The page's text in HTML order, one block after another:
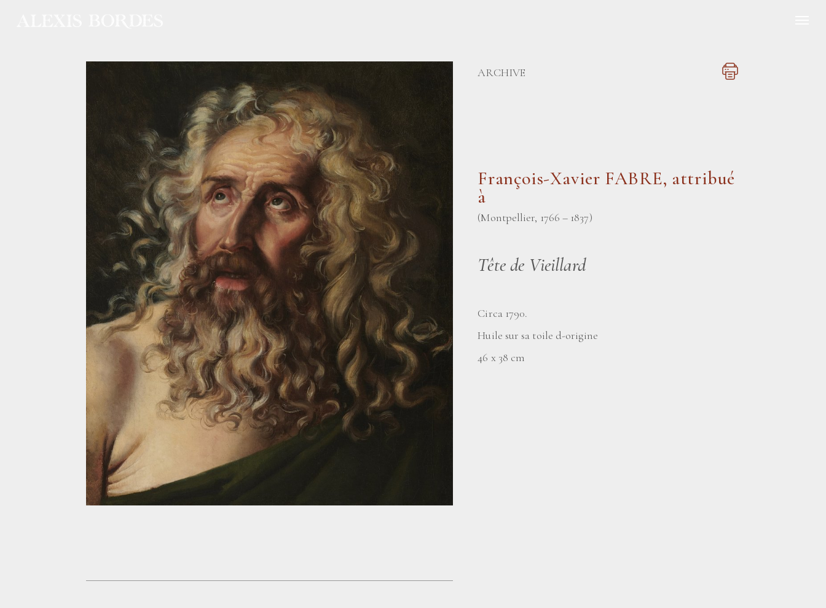
ARCHIVE
François-Xavier FABRE, attribué
à
(Montpellier, 1766 – 1837)
Tête de Vieillard
Circa 1790.
Huile sur sa toile d-origine
46 x 38 cm